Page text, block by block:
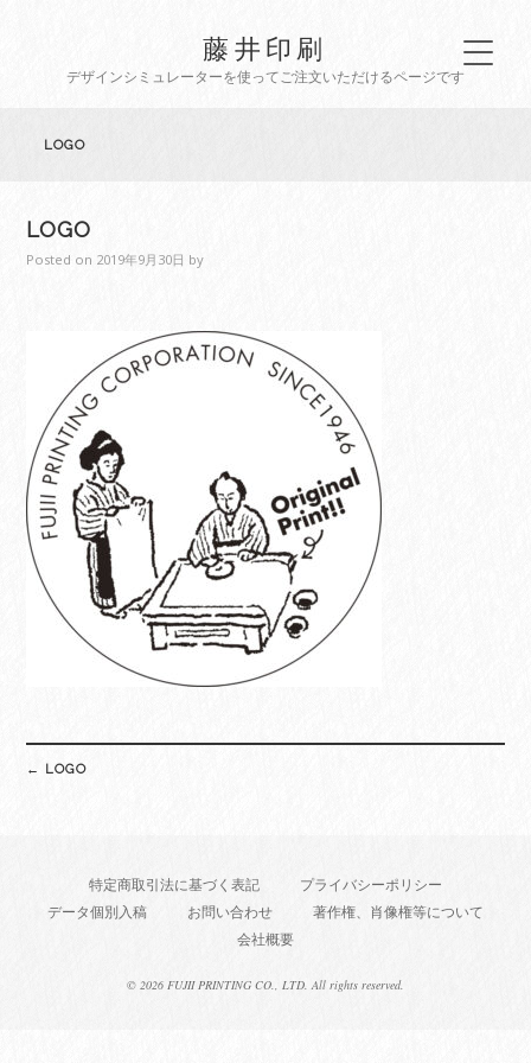
藤井印刷
デザインシミュレーターを使ってご注文いただけるページです
LOGO
LOGO
Posted on 2019年9月30日 by
navigation
← LOGO
特定商取引法に基づく表記
プライバシーポリシー
データ個別入稿
お問い合わせ
著作権、肖像権等について
会社概要
© 2026 FUJII PRINTING CO., LTD. All rights reserved.